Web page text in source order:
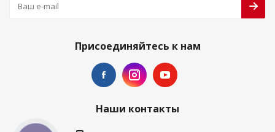
Присоединяйтесь к нам
Наши контакты